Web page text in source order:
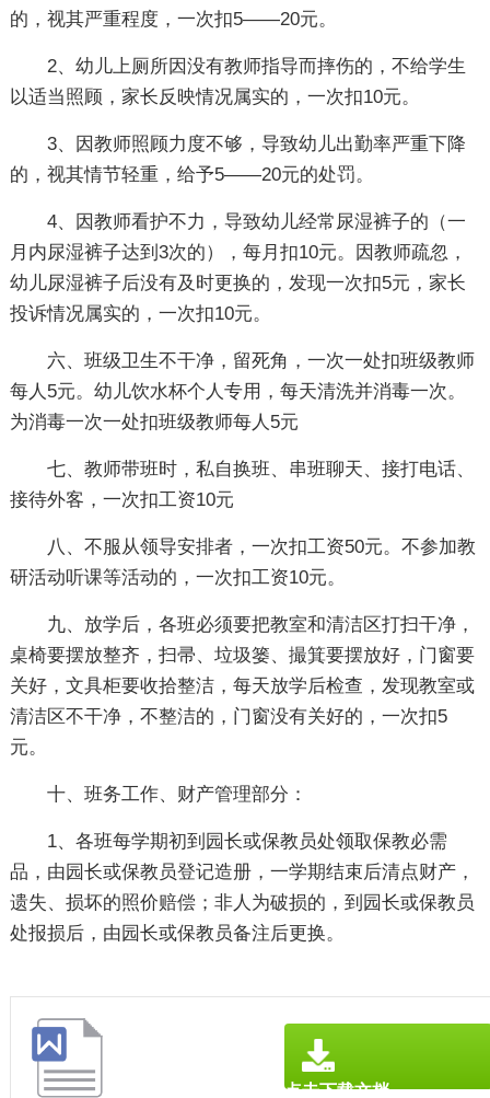
的，视其严重程度，一次扣5——20元。
2、幼儿上厕所因没有教师指导而摔伤的，不给学生
以适当照顾，家长反映情况属实的，一次扣10元。
3、因教师照顾力度不够，导致幼儿出勤率严重下降
的，视其情节轻重，给予5——20元的处罚。
4、因教师看护不力，导致幼儿经常尿湿裤子的（一
月内尿湿裤子达到3次的），每月扣10元。因教师疏忽，
幼儿尿湿裤子后没有及时更换的，发现一次扣5元，家长
投诉情况属实的，一次扣10元。
六、班级卫生不干净，留死角，一次一处扣班级教师
每人5元。幼儿饮水杯个人专用，每天清洗并消毒一次。
为消毒一次一处扣班级教师每人5元
七、教师带班时，私自换班、串班聊天、接打电话、
接待外客，一次扣工资10元
八、不服从领导安排者，一次扣工资50元。不参加教
研活动听课等活动的，一次扣工资10元。
九、放学后，各班必须要把教室和清洁区打扫干净，
桌椅要摆放整齐，扫帚、垃圾篓、撮箕要摆放好，门窗要
关好，文具柜要收拾整洁，每天放学后检查，发现教室或
清洁区不干净，不整洁的，门窗没有关好的，一次扣5
元。
十、班务工作、财产管理部分：
1、各班每学期初到园长或保教员处领取保教必需
品，由园长或保教员登记造册，一学期结束后清点财产，
遗失、损坏的照价赔偿；非人为破损的，到园长或保教员
处报损后，由园长或保教员备注后更换。
点击下载文档